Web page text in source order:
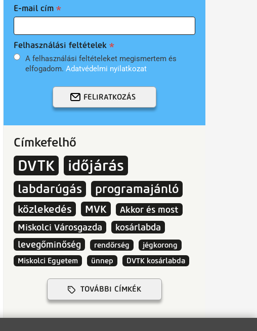
E-mail cím
Felhasználási feltételek
A felhasználási feltételeket megismertem és
elfogadom. Adatvédelmi nyilatkozat
FELIRATKOZÁS
Címkefelhő
DVTK időjárás
labdarúgás programajánló
közlekedés MVK
Akkor és most
Miskolci Városgazda
kosárlabda
levegőminőség
rendőrség
jégkorong
Miskolci Egyetem
ünnep DVTK kosárlabda
TOVÁBBI CÍMKÉK